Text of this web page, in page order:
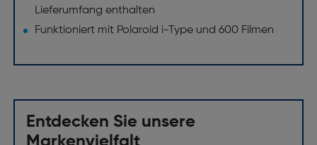
Lieferumfang enthalten
Funktioniert mit Polaroid i-Type und 600 Filmen
Entdecken Sie unsere
Markenvielfalt